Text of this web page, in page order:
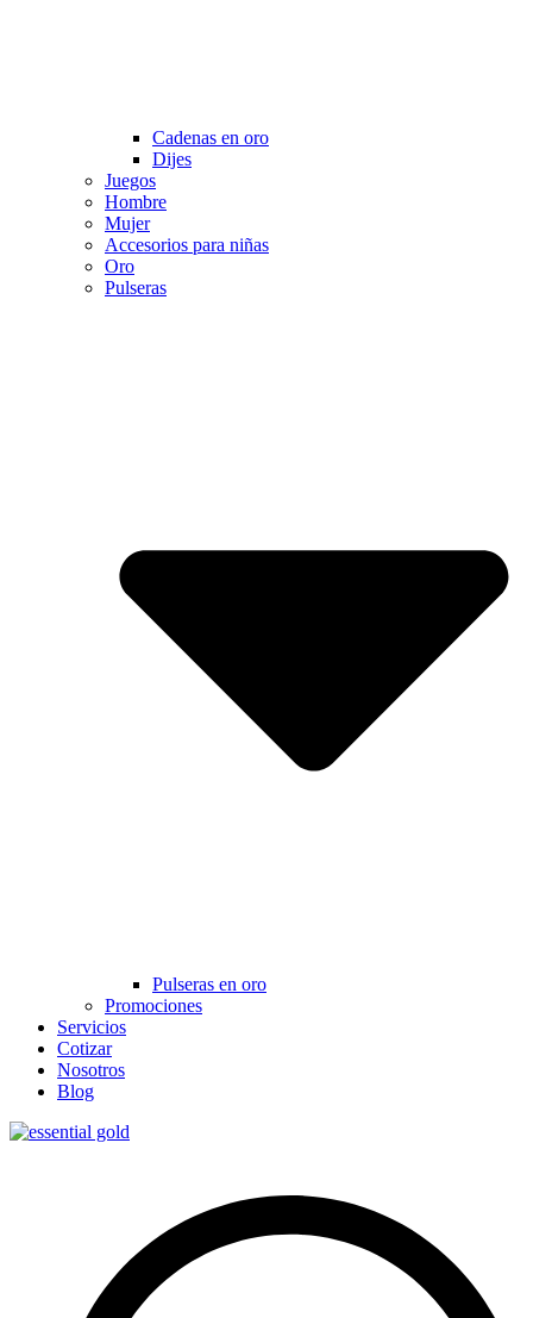
Cadenas en oro
Dijes
Juegos
Hombre
Mujer
Accesorios para niñas
Oro
Pulseras
Pulseras en oro
Promociones
Servicios
Cotizar
Nosotros
Blog